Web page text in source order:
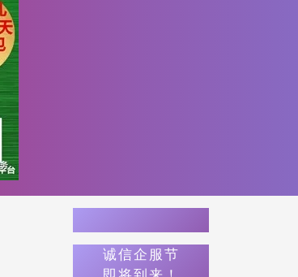
诚信企服节